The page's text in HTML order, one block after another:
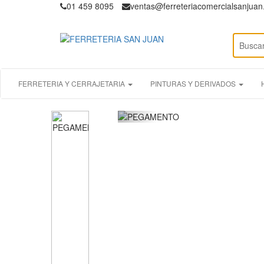
01 459 8095
FERRETERIA Y CERRAJETARIA PINTURAS Y DERIVADOS